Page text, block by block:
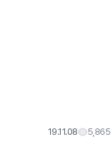
19.11.08 5,865